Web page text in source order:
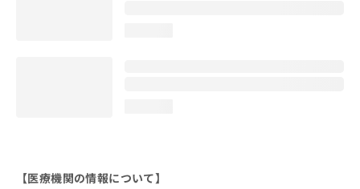
【医療機関の情報について】